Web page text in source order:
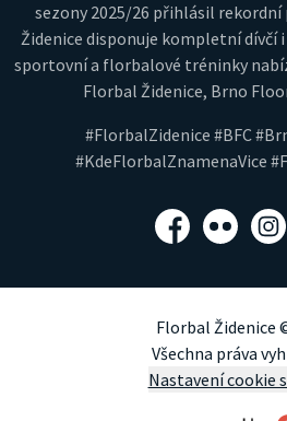
sezony 2025/26 přihlásil
Židenice disponuje kompletní dívčí
sportovní a florbalové tréninky
Florbal Židenice, Brno
#FlorbalZidenice #BFC
#KdeFlorbalZnamenaVice
Facebook
Flickr
Florbal Židenice
Všechna práva
Nastavení cookie